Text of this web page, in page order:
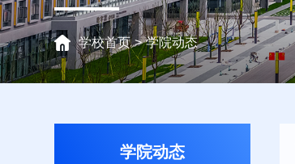
学校首页 > 学院动态
学院动态